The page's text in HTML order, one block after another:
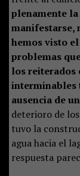
plenamente
manifestarse,
hemos visto
problemas
los reiterados
interminables
ausencia de
deterioro de
tuvo la
agua hacia el
respuesta